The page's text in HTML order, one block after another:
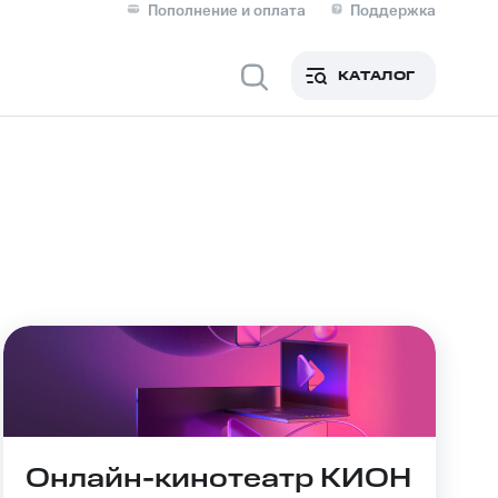
Пополнение и оплата
Поддержка
Личные кабинеты
Мобильная связь
Сервисы и подписки
Приложения от МТС
МТС
КАТАЛОГ
Онлайн-кинотеатр КИОН